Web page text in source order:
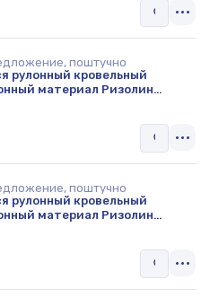
поштучно
рулонный кровельный
материал Ризолин
поштучно
рулонный кровельный
материал Ризолин